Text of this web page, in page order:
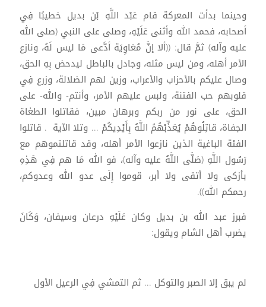
وحينما بدأت المعركة قام عَبْد اللَّهِ بْن بديل خطيبًا فِي
أصحابه، فحمد الله وأثنى عَلَيْهِ، وصلى على النبي (صلى الله
عليه وآله) ثمَّ قال: ((ألا إنَّ مُعَاوِيَة أدَّعى مَا ليس لَهُ، ونازع
الأمر أهله، ومن ليس مثله، وجادل بالباطل ليدحض بِهِ الحق،
وصال عليكم بالأحزاب والأعراب، وزين لهم الضلالة، وزرع فِي
قلوبهم حب الفتنة، ولبس عليهم الأمر، وأنتم- والله- على
الحق، على نور من ربكم وبرهان مبين، فقاتلوا الطغاة
الجفاة، قاتِلُوهُمْ يُعَذِّبْهُمُ اللَّهُ بِأَيْدِيكُمْ ... وتلا الآية . قاتلوا
الفئة الباغية الذين نازعوا الأمر أهله، وقد قاتلتموهم مع
رَسُول اللَّهِ (صَلَّى اللَّهُ عليه وآله)، فو الله مَا هم فِي هَذِهِ
بأزكى ولا أتقى ولا أبر، قوموا إِلَى عدو الله وعدوكم،
رحمكم الله)).
فبرز عبد الله بن بديل وكان عَلَيْهِ درعان وسيفان، وَكَانَ
يضرب أهل الشام ويقول:
لم يبق إلا الصبر والتوكل ... ثم التمشي فِي الرعيل الأول